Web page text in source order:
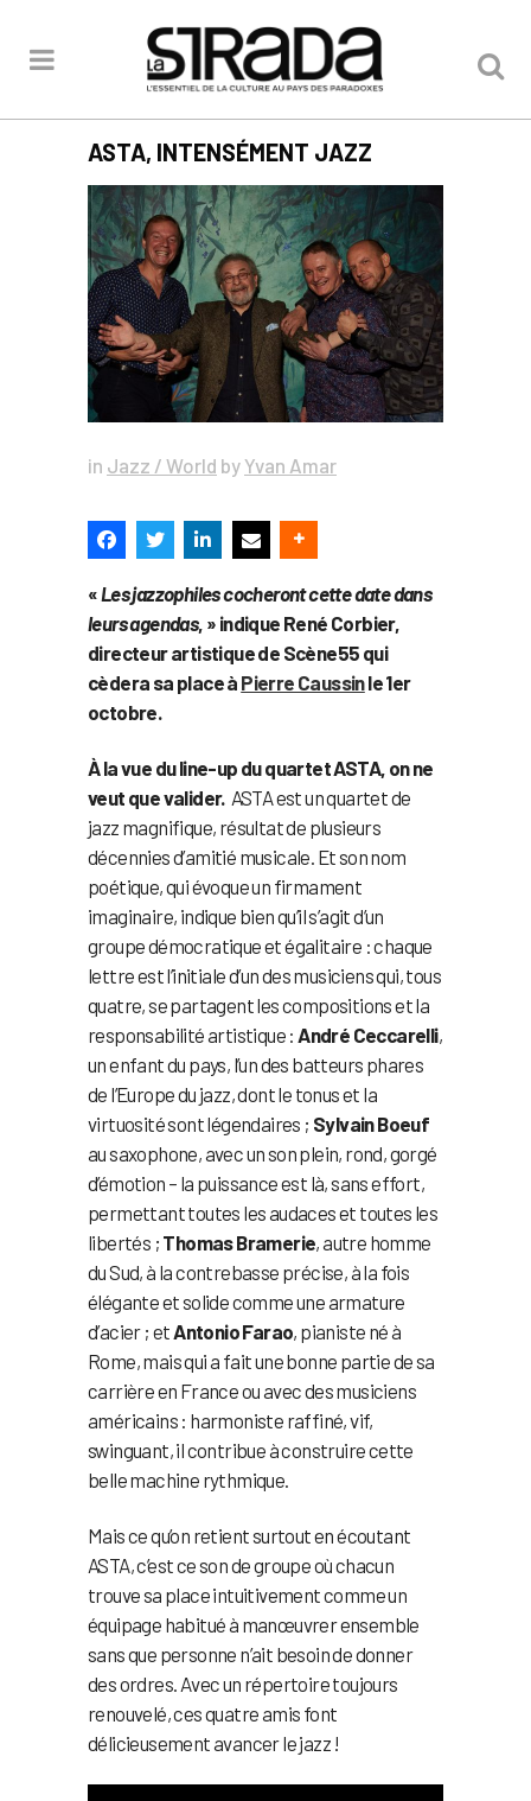
ASTA, INTENSÉMENT JAZZ
in Jazz / World byYvan Amar
« Les jazzophiles cocheront cette date dans
leurs agendas, » indique René Corbier,
directeur artistique de Scène55 qui
cèdera sa place à Pierre Caussinle 1er
octobre.
À la vue du line-up du quartet ASTA, on ne
veut que valider. ASTA est un quartet de
jazz magnifique, résultat de plusieurs
décennies d’amitié musicale. Et son nom
poétique, qui évoque un firmament
imaginaire, indique bien qu’il s’agit d’un
groupe démocratique et égalitaire : chaque
lettre est l’initiale d’un des musiciens qui, tous
quatre, se partagent les compositions et la
responsabilité artistique : André Ceccarelli,
un enfant du pays, l’un des batteurs phares
de l’Europe du jazz, dont le tonus et la
virtuosité sont légendaires ; Sylvain Boeuf
au saxophone, avec un son plein, rond, gorgé
d’émotion – la puissance est là, sans effort,
permettant toutes les audaces et toutes les
libertés ; Thomas Bramerie, autre homme
du Sud, à la contrebasse précise, à la fois
élégante et solide comme une armature
d’acier ; et Antonio Farao, pianiste né à
Rome, mais qui a fait une bonne partie de sa
carrière en France ou avec des musiciens
américains : harmoniste raffiné, vif,
swinguant, il contribue à construire cette
belle machine rythmique.
Mais ce qu’on retient surtout en écoutant
ASTA, c’est ce son de groupe où chacun
trouve sa place intuitivement comme un
équipage habitué à manœuvrer ensemble
sans que personne n’ait besoin de donner
des ordres. Avec un répertoire toujours
renouvelé, ces quatre amis font
délicieusement avancer le jazz !